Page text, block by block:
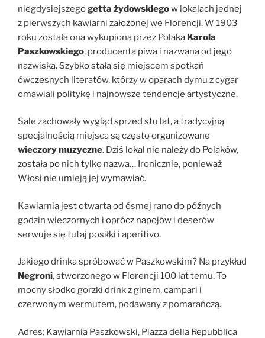
niegdysiejszegogetta żydowskiegow lokalach jednej
z pierwszych kawiarni założonej we Florencji. W 1903
roku została ona wykupiona przez Polaka Karola
Paszkowskiego, producenta piwa i nazwana od jego
nazwiska. Szybko stała się miejscem spotkań
ówczesnych literatów, którzy w oparach dymu z cygar
omawiali politykę i najnowsze tendencje artystyczne.
Sale zachowały wygląd sprzed stu lat, a tradycyjną
specjalnością miejsca są często organizowane
wieczory muzyczne. Dziś lokal nie należy do Polaków,
została po nich tylko nazwa… Ironicznie, ponieważ
Włosi nie umieją jej wymawiać.
Kawiarnia jest otwarta od ósmej rano do późnych
godzin wieczornych i oprócz napojów i deserów
serwuje się tutaj posiłki i aperitivo.
Jakiego drinka spróbować w Paszkowskim? Na przykład
Negroni, stworzonego w Florencji 100 lat temu. To
mocny słodko gorzki drink z ginem, campari i
czerwonym wermutem, podawany z pomarańczą.
Adres: Kawiarnia Paszkowski, Piazza della Repubblica